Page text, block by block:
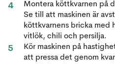
Montera köttkvarnen på
Se till att maskinen är
köttkvarnens bricka med
vitlök, chili och persilja.
Kör maskinen på
att pressa det genom